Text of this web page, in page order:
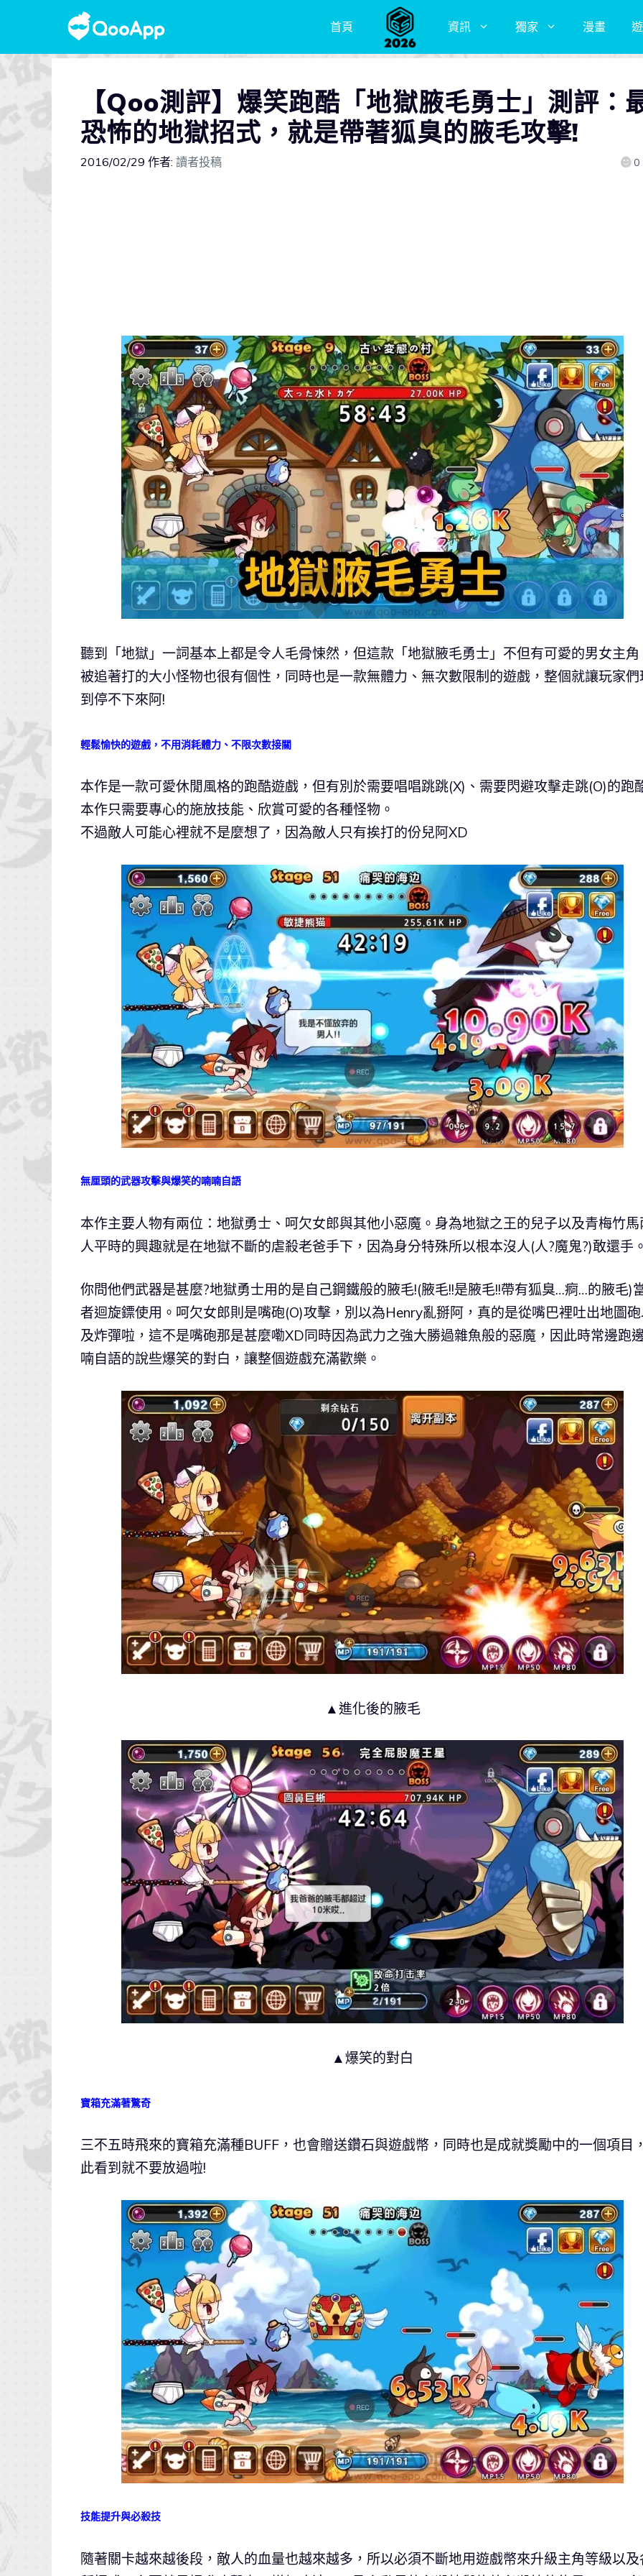
首頁 資訊 獨家 漫畫
【Qoo測評】爆笑跑酷「地獄腋毛勇士」測評：
恐怖的地獄招式，就是帶著狐臭的腋毛攻擊!
2016/02/29 作者: 讀者投稿 0
聽到「地獄」一詞基本上都是令人毛骨悚然，但這款「地獄腋毛勇士」不但有可愛的男女主角
被追著打的大小怪物也很有個性，同時也是一款無體力、無次數限制的遊戲，整個就讓玩家們
到停不下來阿!
輕鬆愉快的遊戲，不用消耗體力、不限次數接關
本作是一款可愛休閒風格的跑酷遊戲，但有別於需要唱唱跳跳(X)、需要閃避攻擊走跳(O)的跑
本作只需要專心的施放技能、欣賞可愛的各種怪物。
不過敵人可能心裡就不是麼想了，因為敵人只有挨打的份兒阿XD
無厘頭的武器攻擊與爆笑的喃喃自語
本作主要人物有兩位：地獄勇士、呵欠女郎與其他小惡魔。身為地獄之王的兒子以及青梅竹馬
人平時的興趣就是在地獄不斷的虐殺老爸手下，因為身分特殊所以根本沒人(人?魔鬼?)敢還手
你問他們武器是甚麼?地獄勇士用的是自己鋼鐵般的腋毛!(腋毛!!是腋毛!!帶有狐臭…痾…的腋毛)
者迴旋鏢使用。呵欠女郎則是嘴砲(O)攻擊，別以為Henry亂掰阿，真的是從嘴巴裡吐出地圖
及炸彈啦，這不是嘴砲那是甚麼嘞XD同時因為武力之強大勝過雜魚般的惡魔，因此時常邊跑
喃自語的說些爆笑的對白，讓整個遊戲充滿歡樂。
▲進化後的腋毛
▲爆笑的對白
寶箱充滿著驚奇
三不五時飛來的寶箱充滿種BUFF，也會贈送鑽石與遊戲幣，同時也是成就獎勵中的一個項目
此看到就不要放過啦!
技能提升與必殺技
隨著關卡越來越後段，敵人的血量也越來越多，所以必須不斷地用遊戲幣來升級主角等級以及